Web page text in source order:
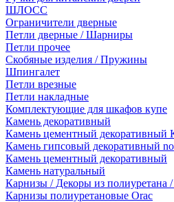
ШЛОСС
Ограничители дверные
Петли дверные / Шарниры
Петли прочее
Скобяные изделия / Пружины
Шпингалет
Петли врезные
Петли накладные
Комплектующие для шкафов купе
Камень декоративный
Камень цементный декоративный
Камень гипсовый декоративный
Камень цементный декоративный
Камень натуральный
Карнизы / Декоры из полиуретана
Карнизы полиуретановые Orac